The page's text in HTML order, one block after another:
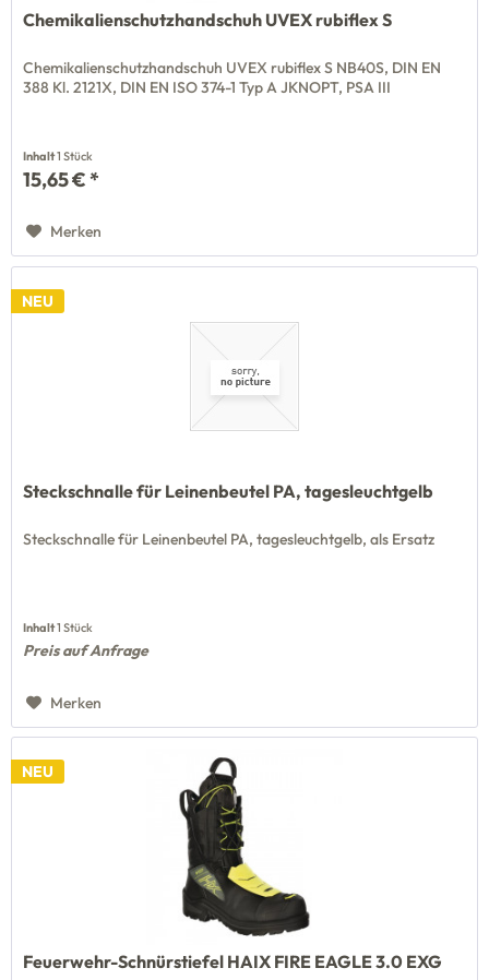
Chemikalienschutzhandschuh UVEX rubiflex S
Chemikalienschutzhandschuh UVEX rubiflex S NB40S, DIN EN
388 Kl. 2121X, DIN EN ISO 374-1 Typ A JKNOPT, PSA III
Inhalt1 Stück
15,65 € *
Merken
NEU
Steckschnalle für Leinenbeutel PA, tagesleuchtgelb
Steckschnalle für Leinenbeutel PA, tagesleuchtgelb, als Ersatz
Inhalt1 Stück
Preis auf Anfrage
Merken
NEU
Feuerwehr-Schnürstiefel HAIX FIRE EAGLE 3.0 EXG